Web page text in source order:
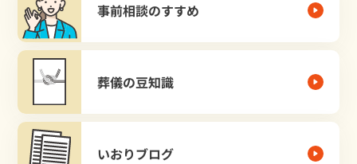
事前相談のすすめ
葬儀の豆知識
いおりブログ